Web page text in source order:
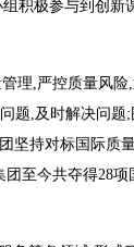
积极参与到创新
理,严控质量风
题,及时解决问
坚持对标国际质
至今共夺得28